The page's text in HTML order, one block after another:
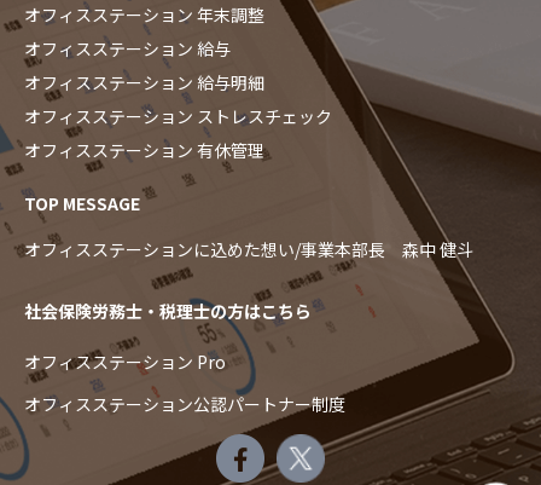
オフィスステーション 年末調整
オフィスステーション 給与
オフィスステーション 給与明細
オフィスステーション ストレスチェック
オフィスステーション 有休管理
TOP MESSAGE
オフィスステーションに込めた想い/事業本部長 森中 健斗
社会保険労務士・税理士の方はこちら
オフィスステーション Pro
オフィスステーション公認パートナー制度